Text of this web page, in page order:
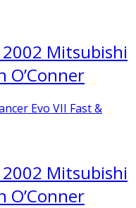
2002 Mitsubishi
O’Conner
2002 Mitsubishi
O’Conner